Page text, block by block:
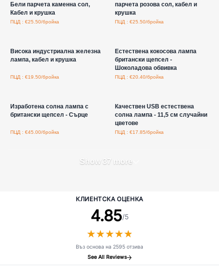
Бели парчета каменна сол,
Кабел и крушка
ПЦД : €25.50/бройка
парчета розова сол, кабел и
крушка
ПЦД : €25.50/бройка
Висока индустриална железна
лампа, кабел и крушка
ПЦД : €19.50/бройка
Естествена кокосова лампа
британски щепсел -
Шоколадова обвивка
ПЦД : €20.40/бройка
Изработена солна лампа с
британски щепсел - Сърце
ПЦД : €45.00/бройка
Качествен USB естествена
солна лампа - 11,5 см случайни
цветове
ПЦД : €17.85/бройка
Show 37 more
КЛИЕНТСКА ОЦЕНКА
4.85/5
★★★★★
★★★★★
Въз основа на 2595 отзива
See All Reviews